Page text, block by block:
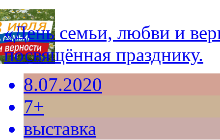
«День семьи, любви и
посвящённая празднику.
8.07.2020
7+
выставка